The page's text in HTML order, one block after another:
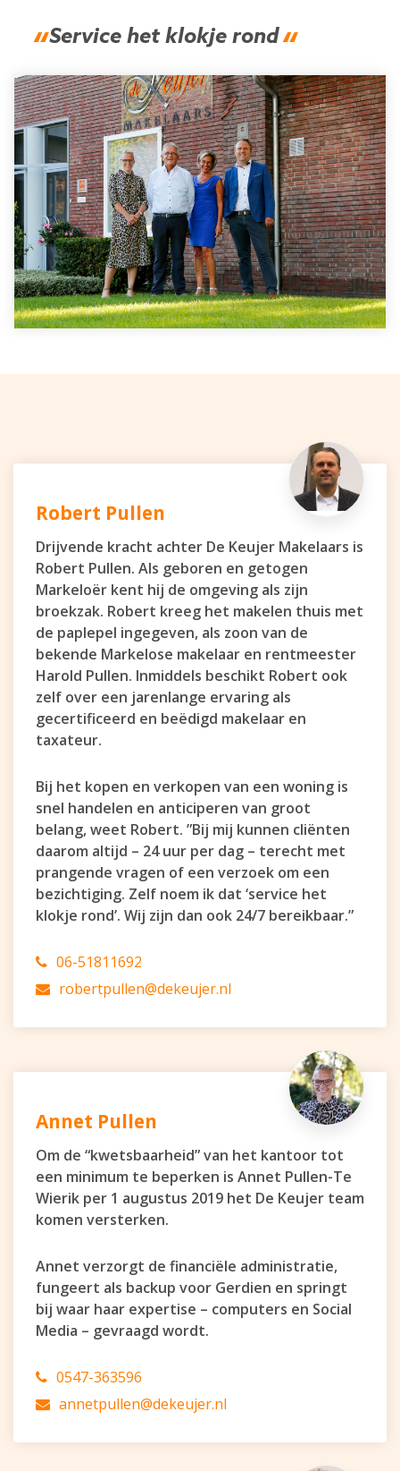
Service het klokje rond
Robert Pullen
Drijvende kracht achter De Keujer Makelaars is
Robert Pullen. Als geboren en getogen
Markeloër kent hij de omgeving als zijn
broekzak. Robert kreeg het makelen thuis met
de paplepel ingegeven, als zoon van de
bekende Markelose makelaar en rentmeester
Harold Pullen. Inmiddels beschikt Robert ook
zelf over een jarenlange ervaring als
gecertificeerd en beëdigd makelaar en
taxateur.
Bij het kopen en verkopen van een woning is
snel handelen en anticiperen van groot
belang, weet Robert. ”Bij mij kunnen cliënten
daarom altijd – 24 uur per dag – terecht met
prangende vragen of een verzoek om een
bezichtiging. Zelf noem ik dat ‘service het
klokje rond’. Wij zijn dan ook 24/7 bereikbaar.”
06-51811692
robertpullen@dekeujer.nl
Annet Pullen
Om de “kwetsbaarheid” van het kantoor tot
een minimum te beperken is Annet Pullen-Te
Wierik per 1 augustus 2019 het De Keujer team
komen versterken.
Annet verzorgt de financiële administratie,
fungeert als backup voor Gerdien en springt
bij waar haar expertise – computers en Social
Media – gevraagd wordt.
0547-363596
annetpullen@dekeujer.nl